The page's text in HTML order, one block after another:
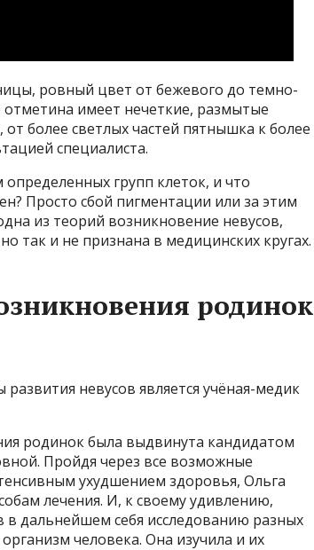
ровный цвет от бежевого до темно-
отметина имеет нечеткие, размытые
более светлых частей пятнышка к более
специалиста.
групп клеток, и что
Просто сбой пигментации или за этим
из теорий возникновение невусов,
так и не признана в медицинских кругах.
родинок
невусов является учёная-медик
родинок была выдвинута кандидатом
Пройдя через все возможные
ухудшением здоровья, Ольга
лечения. И, к своему удивлению,
в дальнейшем себя исследованию разных
человека. Она изучила и их